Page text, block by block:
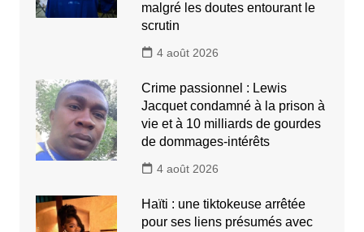
malgré les doutes entourant le
scrutin
4 août 2026
Crime passionnel : Lewis
Jacquet condamné à la prison à
vie et à 10 milliards de gourdes
de dommages-intérêts
4 août 2026
Haïti : une tiktokeuse arrêtée
pour ses liens présumés avec